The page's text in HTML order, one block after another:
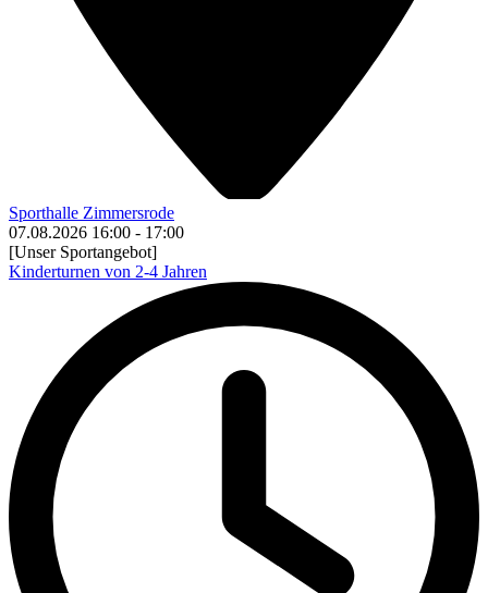
Sporthalle Zimmersrode
07.08.2026 16:00 - 17:00
[Unser Sportangebot]
Kinderturnen von 2-4 Jahren